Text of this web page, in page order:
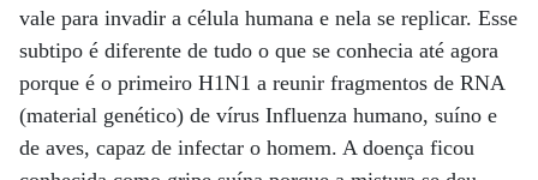
vale para invadir a célula humana e nela se replicar. Esse
subtipo é diferente de tudo o que se conhecia até agora
porque é o primeiro H1N1 a reunir fragmentos de RNA
(material genético) de vírus Influenza humano, suíno e
de aves, capaz de infectar o homem. A doença ficou